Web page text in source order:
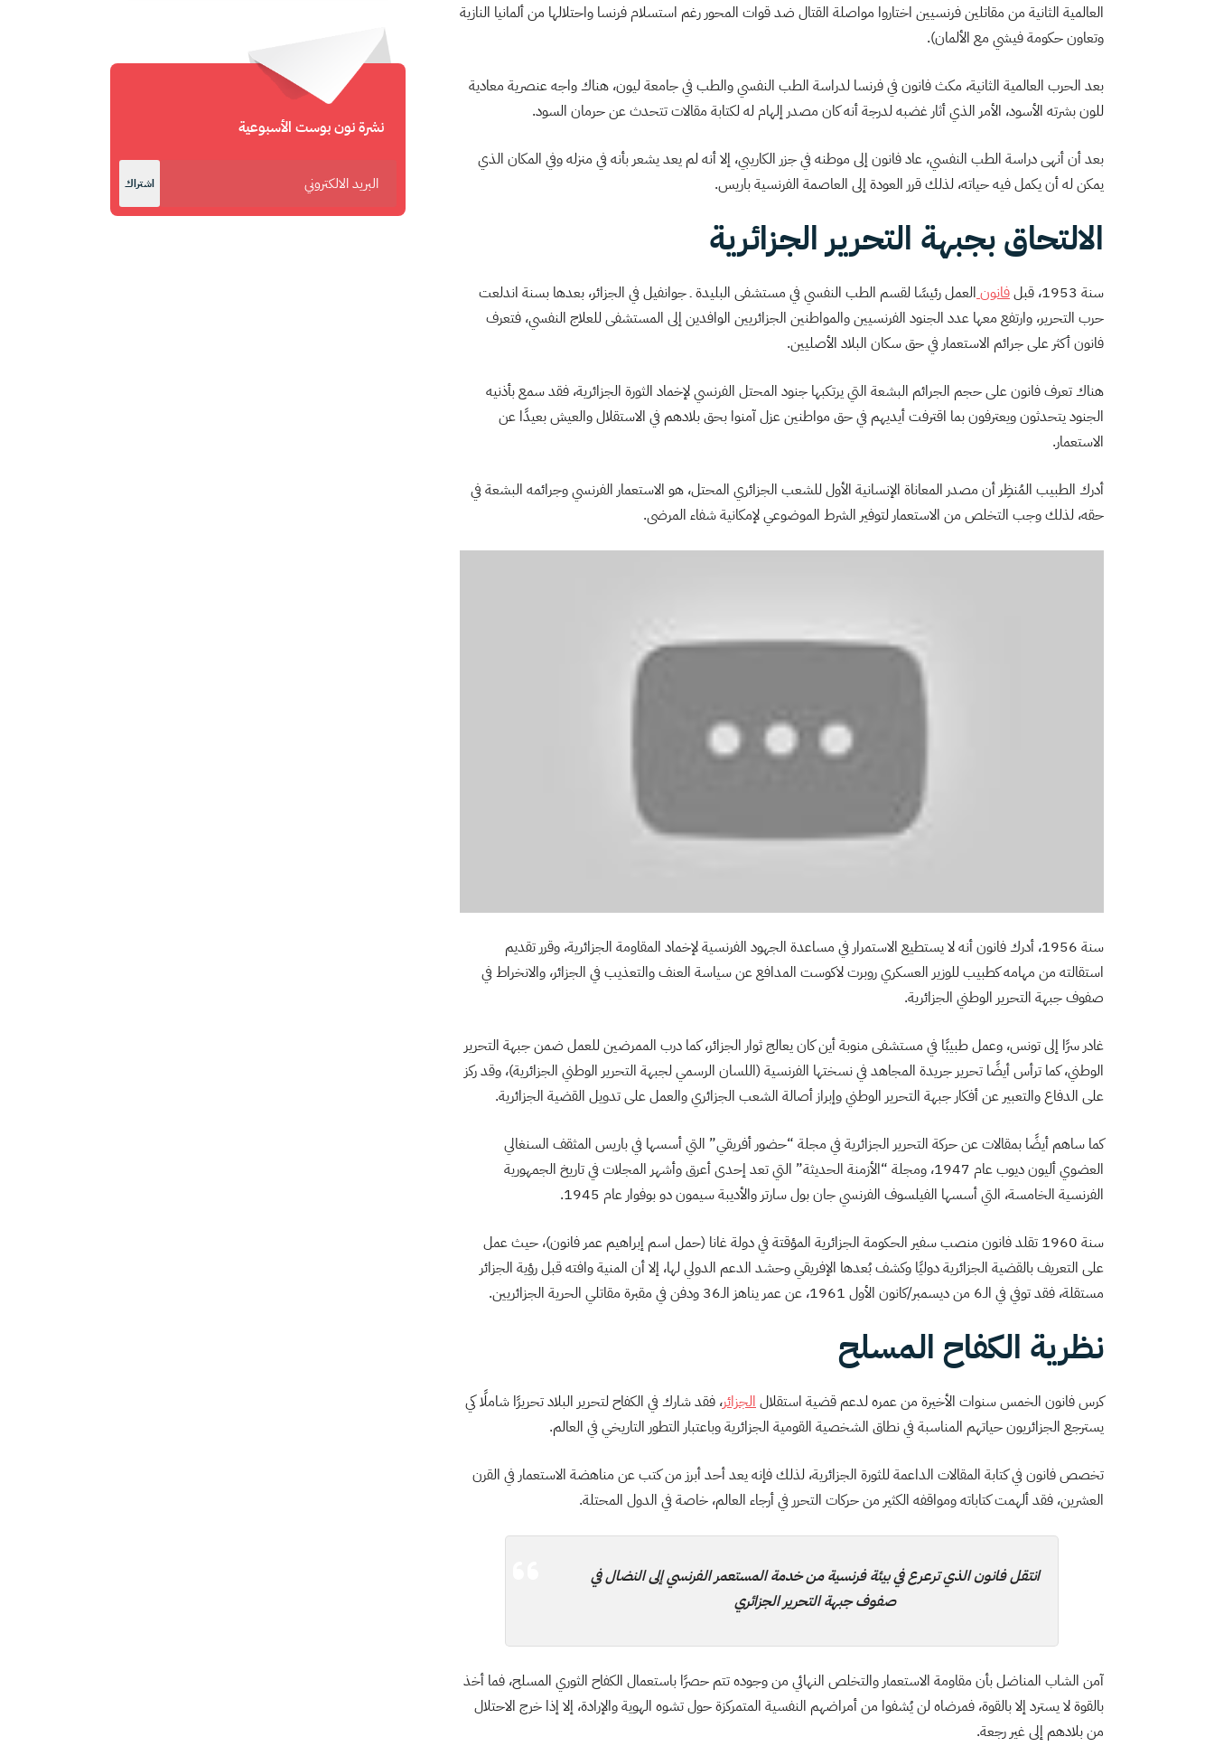
العالمية الثانية من مقاتلين فرنسيين اختاروا مواصلة القتال ضد قوات المحور رغم استسلام فرنسا واحتلالها من ألمانيا النازية
وتعاون حكومة فيشي مع الألمان).
بعد الحرب العالمية الثانية، مكث فانون في فرنسا لدراسة الطب النفسي والطب في جامعة ليون، هناك واجه عنصرية معادية
للون بشرته الأسود، الأمر الذي أثار غضبه لدرجة أنه كان مصدر إلهام له لكتابة مقالات تتحدث عن حرمان السود.
بعد أن أنهى دراسة الطب النفسي، عاد فانون إلى موطنه في جزر الكاريبي، إلا أنه لم يعد يشعر بأنه في منزله وفي المكان الذي
يمكن له أن يكمل فيه حياته، لذلك قرر العودة إلى العاصمة الفرنسية باريس.
الالتحاق بجبهة التحرير الجزائرية
سنة 1953، قبل فانون العمل رئيسًا لقسم الطب النفسي في مستشفى البليدة ـ جوانفيل في الجزائر، بعدها بسنة اندلعت
حرب التحرير، وارتفع معها عدد الجنود الفرنسيين والمواطنين الجزائريين الوافدين إلى المستشفى للعلاج النفسي، فتعرف
فانون أكثر على جرائم الاستعمار في حق سكان البلاد الأصليين.
هناك تعرف فانون على حجم الجرائم البشعة التي يرتكبها جنود المحتل الفرنسي لإخماد الثورة الجزائرية، فقد سمع بأذنيه
الجنود يتحدثون ويعترفون بما اقترفت أيديهم في حق مواطنين عزل آمنوا بحق بلادهم في الاستقلال والعيش بعيدًا عن
الاستعمار.
أدرك الطبيب المُنظِر أن مصدر المعاناة الإنسانية الأول للشعب الجزائري المحتل، هو الاستعمار الفرنسي وجرائمه البشعة في
حقه، لذلك وجب التخلص من الاستعمار لتوفیر الشرط الموضوعي لإمكانیة شفاء المرضى.
سنة 1956، أدرك فانون أنه لا يستطيع الاستمرار في مساعدة الجهود الفرنسية لإخماد المقاومة الجزائرية، وقرر تقديم
استقالته من مهامه كطبيب للوزير العسكري روبرت لاكوست المدافع عن سياسة العنف والتعذيب في الجزائر، والانخراط في
صفوف جبهة التحرير الوطني الجزائرية.
غادر سرًا إلى تونس، وعمل طبيبًا في مستشفى منوبة أين كان يعالج ثوار الجزائر، كما درب الممرضين للعمل ضمن جبهة التحرير
الوطني، كما ترأس أيضًا تحرير جريدة المجاهد في نسختها الفرنسية (اللسان الرسمي لجبهة التحرير الوطني الجزائرية)، وقد ركز
على الدفاع والتعبير عن أفكار جبهة التحرير الوطني وإبراز أصالة الشعب الجزائري والعمل على تدويل القضية الجزائرية.
كما ساهم أيضًا بمقالات عن حركة التحرير الجزائرية في مجلة “حضور أفريقي” التي أسسها في باريس المثقف السنغالي
العضوي أليون ديوب عام 1947، ومجلة “الأزمنة الحديثة” التي تعد إحدى أعرق وأشهر المجلات في تاريخ الجمهورية
الفرنسية الخامسة، التي أسسها الفيلسوف الفرنسي جان بول سارتر والأديبة سيمون دو بوفوار عام 1945.
سنة 1960 تقلد فانون منصب سفير الحكومة الجزائرية المؤقتة في دولة غانا (حمل اسم إبراهيم عمر فانون)، حيث عمل
على التعريف بالقضية الجزائرية دوليًا وكشف بُعدها الإفريقي وحشد الدعم الدولي لها، إلا أن المنية وافته قبل رؤية الجزائر
مستقلة، فقد توفي في الـ6 من ديسمبر/كانون الأول 1961، عن عمر يناهز الـ36 ودفن في مقبرة مقاتلي الحرية الجزائريين.
نظرية الكفاح المسلح
كرس فانون الخمس سنوات الأخيرة من عمره لدعم قضية استقلالالجزائر، فقد شارك في الكفاح لتحرير البلاد تحريرًا شاملًا كي
يسترجع الجزائريون حياتهم المناسبة في نطاق الشخصية القومية الجزائرية وباعتبار التطور التاريخي في العالم.
تخصص فانون في كتابة المقالات الداعمة للثورة الجزائرية، لذلك فإنه يعد أحد أبرز من كتب عن مناهضة الاستعمار في القرن
العشرين، فقد ألهمت كتاباته ومواقفه الكثير من حركات التحرر في أرجاء العالم، خاصة في الدول المحتلة.
انتقل فانون الذي ترعرع في بيئة فرنسية من خدمة المستعمر الفرنسي إلى النضال في
صفوف جبهة التحرير الجزائري
آمن الشاب المناضل بأن مقاومة الاستعمار والتخلص النهائي من وجوده تتم حصرًا باستعمال الكفاح الثوري المسلح، فما أخذ
بالقوة لا يسترد إلا بالقوة، فمرضاه لن يُشفوا من أمراضهم النفسية المتمركزة حول تشوه الهوية والإرادة، إلا إذا خرج الاحتلال
من بلادهم إلى غير رجعة.
نشرة نون بوست الأسبوعية
اشتراك